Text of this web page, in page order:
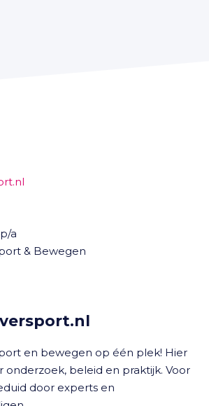
a
& Bewegen
en bewegen op één plek! Hier
onderzoek, beleid en praktijk. Voor
door experts en